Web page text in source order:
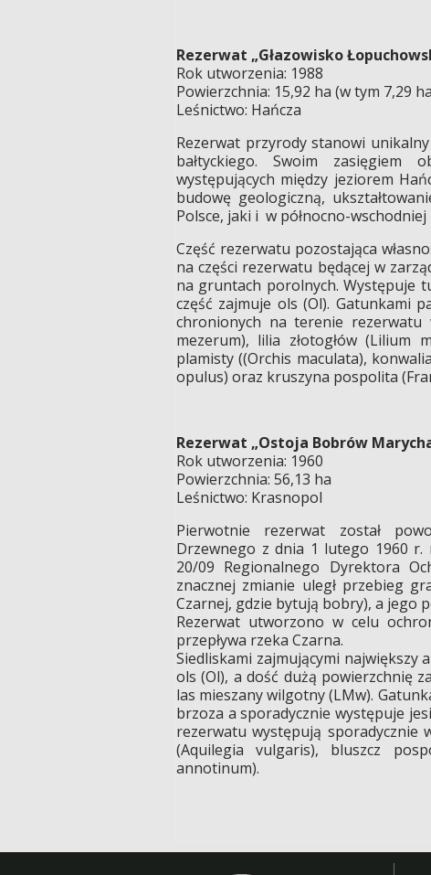
Rezerwat „Głazowisko
Rok utworzenia: 1988
Powierzchnia: 15,92 ha (w tym 7,29
Leśnictwo: Hańcza
Rezerwat przyrody stanowi
bałtyckiego. Swoim zasięgiem
występujących między jeziorem
budowę geologiczną,
Polsce, jaki i w północno-
Część rezerwatu pozostająca
na części rezerwatu będącej w
na gruntach porolnych. Występuje
część zajmuje ols (Ol). Gatunkami
chronionych na terenie rezerwatu
mezerum), lilia złotogłów (Lilium
plamisty ((Orchis maculata),
opulus) oraz kruszyna pospolita
Rezerwat „Ostoja Bobrów
Rok utworzenia: 1960
Powierzchnia: 56,13 ha
Leśnictwo: Krasnopol
Pierwotnie rezerwat został
Drzewnego z dnia 1 lutego 1960 r.
20/09 Regionalnego Dyrektora
znacznej zmianie uległ przebieg
Czarnej, gdzie bytują bobry), a jego
Rezerwat utworzono w celu
przepływa rzeka Czarna.
Siedliskami zajmującymi największy
ols (Ol), a dość dużą powierzchnię
las mieszany wilgotny (LMw).
brzoza a sporadycznie występuje
rezerwatu występują sporadycznie
(Aquilegia vulgaris), bluszcz
annotinum).